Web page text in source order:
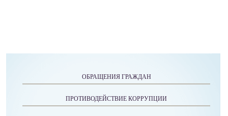
ОБРАЩЕНИЯ ГРАЖДАН
ПРОТИВОДЕЙСТВИЕ КОРРУПЦИИ